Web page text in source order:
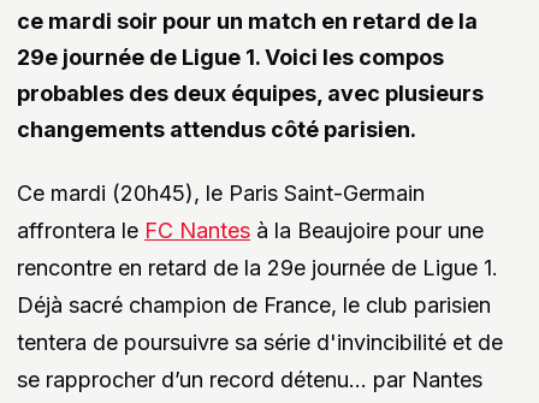
ce mardi soir pour un match en retard de la
29e journée de Ligue 1. Voici les compos
probables des deux équipes, avec plusieurs
changements attendus côté parisien.
Ce mardi (20h45), le Paris Saint-Germain
affrontera le FC Nantes à la Beaujoire pour une
rencontre en retard de la 29e journée de Ligue 1.
Déjà sacré champion de France, le club parisien
tentera de poursuivre sa série d'invincibilité et de
se rapprocher d’un record détenu… par Nantes